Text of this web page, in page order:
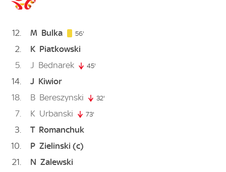
12 M Bulka 56'
2 K Piatkowski
5
J Bednarek 45'
14 J Kiwior
18
B Bereszynski 32'
7 K Urbanski 73'
3 T Romanchuk
10
P Zielinski (c)
21
N Zalewski